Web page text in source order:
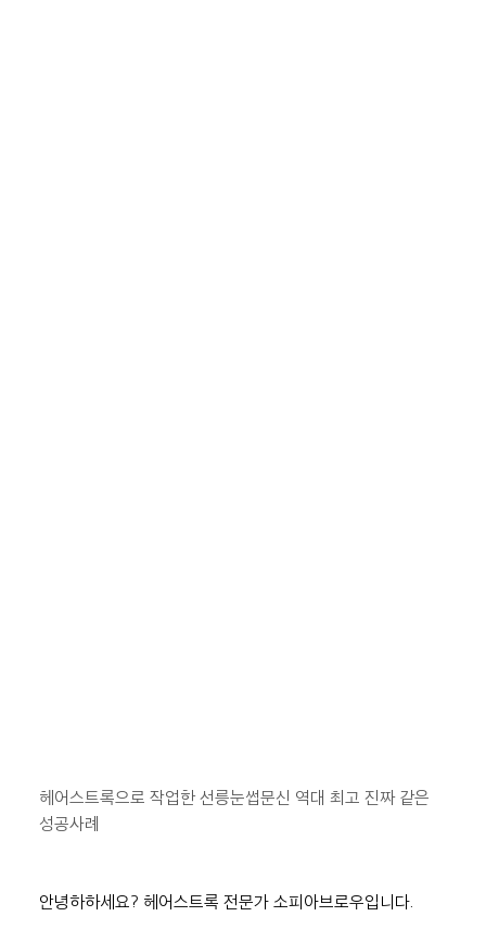
헤어스트록으로 작업한 선릉눈썹문신 역대 최고 진짜 같은
성공사례
안녕하하세요? 헤어스트록 전문가 소피아브로우입니다.